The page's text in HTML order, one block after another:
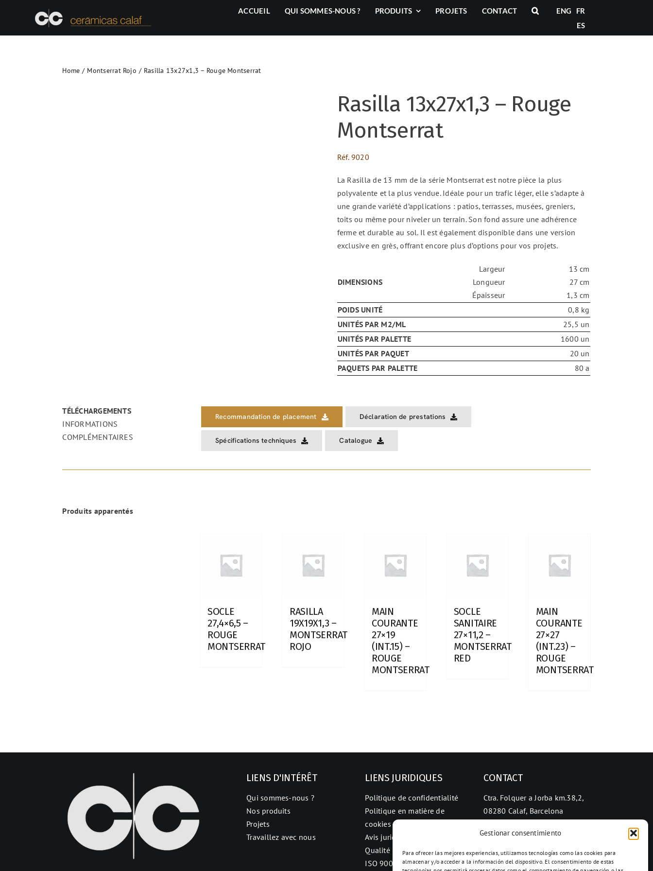
Gestionar consentimiento
Para ofrecer las mejores experiencias, utilizamos tecnologías como las cookies para
almacenar y/o acceder a la información del dispositivo. El consentimiento de estas
ACCUEIL QUI SOMMES-NOUS ? PRODUITS PROJETS CONTACT ENG
FR
ES
Home Montserrat Rojo Rasilla 13x27x1,3 – Rouge Montserrat
Rasilla 13x27x1,3 – Rouge
Montserrat
Réf. 9020
La Rasilla de 13 mm de la série Montserrat est notre pièce la plus
polyvalente et la plus vendue. Idéale pour un trafic léger, elle s’adapte à
une grande variété d’applications : patios, terrasses, musées, greniers,
toits ou même pour niveler un terrain. Son fond assure une adhérence
ferme et durable au sol. Il est également disponible dans une version
exclusive en grès, offrant encore plus d’options pour vos projets.
DIMENSIONS
Largeur
Longueur
Épaisseur
13 cm
27 cm
1,3 cm
POIDS UNITÉ
0,8 kg
UNITÉS PAR M2/ML
25,5 un
UNITÉS PAR PALETTE
1600 un
UNITÉS PAR PAQUET
20 un
PAQUETS PAR PALETTE
80 a
TÉLÉCHARGEMENTS
INFORMATIONS
COMPLÉMENTAIRES
Recommandation de placement Déclaration de prestations
Spécifications techniques Catalogue
Produits apparentés
SOCLE
27,4×6,5 –
ROUGE
MONTSERRAT
RASILLA
19X19X1,3 –
MONTSERRAT
ROJO
MAIN
COURANTE
27×19
(INT.15) –
ROUGE
MONTSERRAT
SOCLE
SANITAIRE
27×11,2 –
MONTSERRAT
RED
MAIN
COURANTE
27×27
(INT.23) –
ROUGE
MONTSERRAT
LIENS D'INTÉRÊT
Qui sommes-nous ?
Nos produits
Projets
Travaillez avec nous
LIENS JURIDIQUES
Politique de confidentialité
Politique en matière de
cookies
Avis juridique
Qualité
ISO 9001
CONTACT
Ctra. Folquer a Jorba km.38,2,
08280 Calaf, Barcelona
info@ceramicascalaf.com